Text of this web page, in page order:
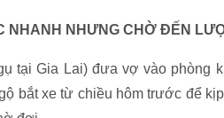
NHANH NHƯNG CHỜ ĐẾN
tại Gia Lai) đưa vợ vào phòng
bắt xe từ chiều hôm trước để